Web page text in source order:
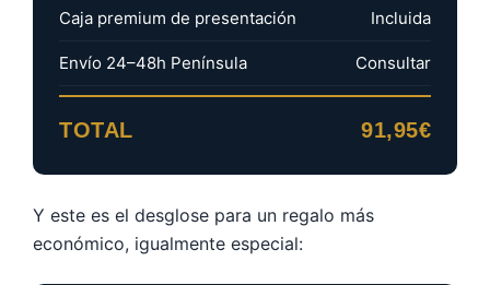
Caja premium de presentación Incluida
Envío 24–48h Península Consultar
TOTAL 91,95€
Y este es el desglose para un regalo más
económico, igualmente especial: